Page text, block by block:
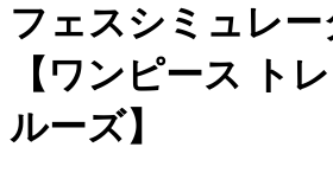
フェスシミュレー
【ワンピース ト
ルーズ】